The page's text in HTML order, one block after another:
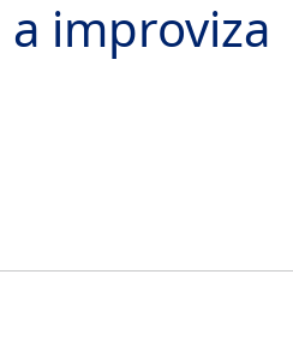
a improviza